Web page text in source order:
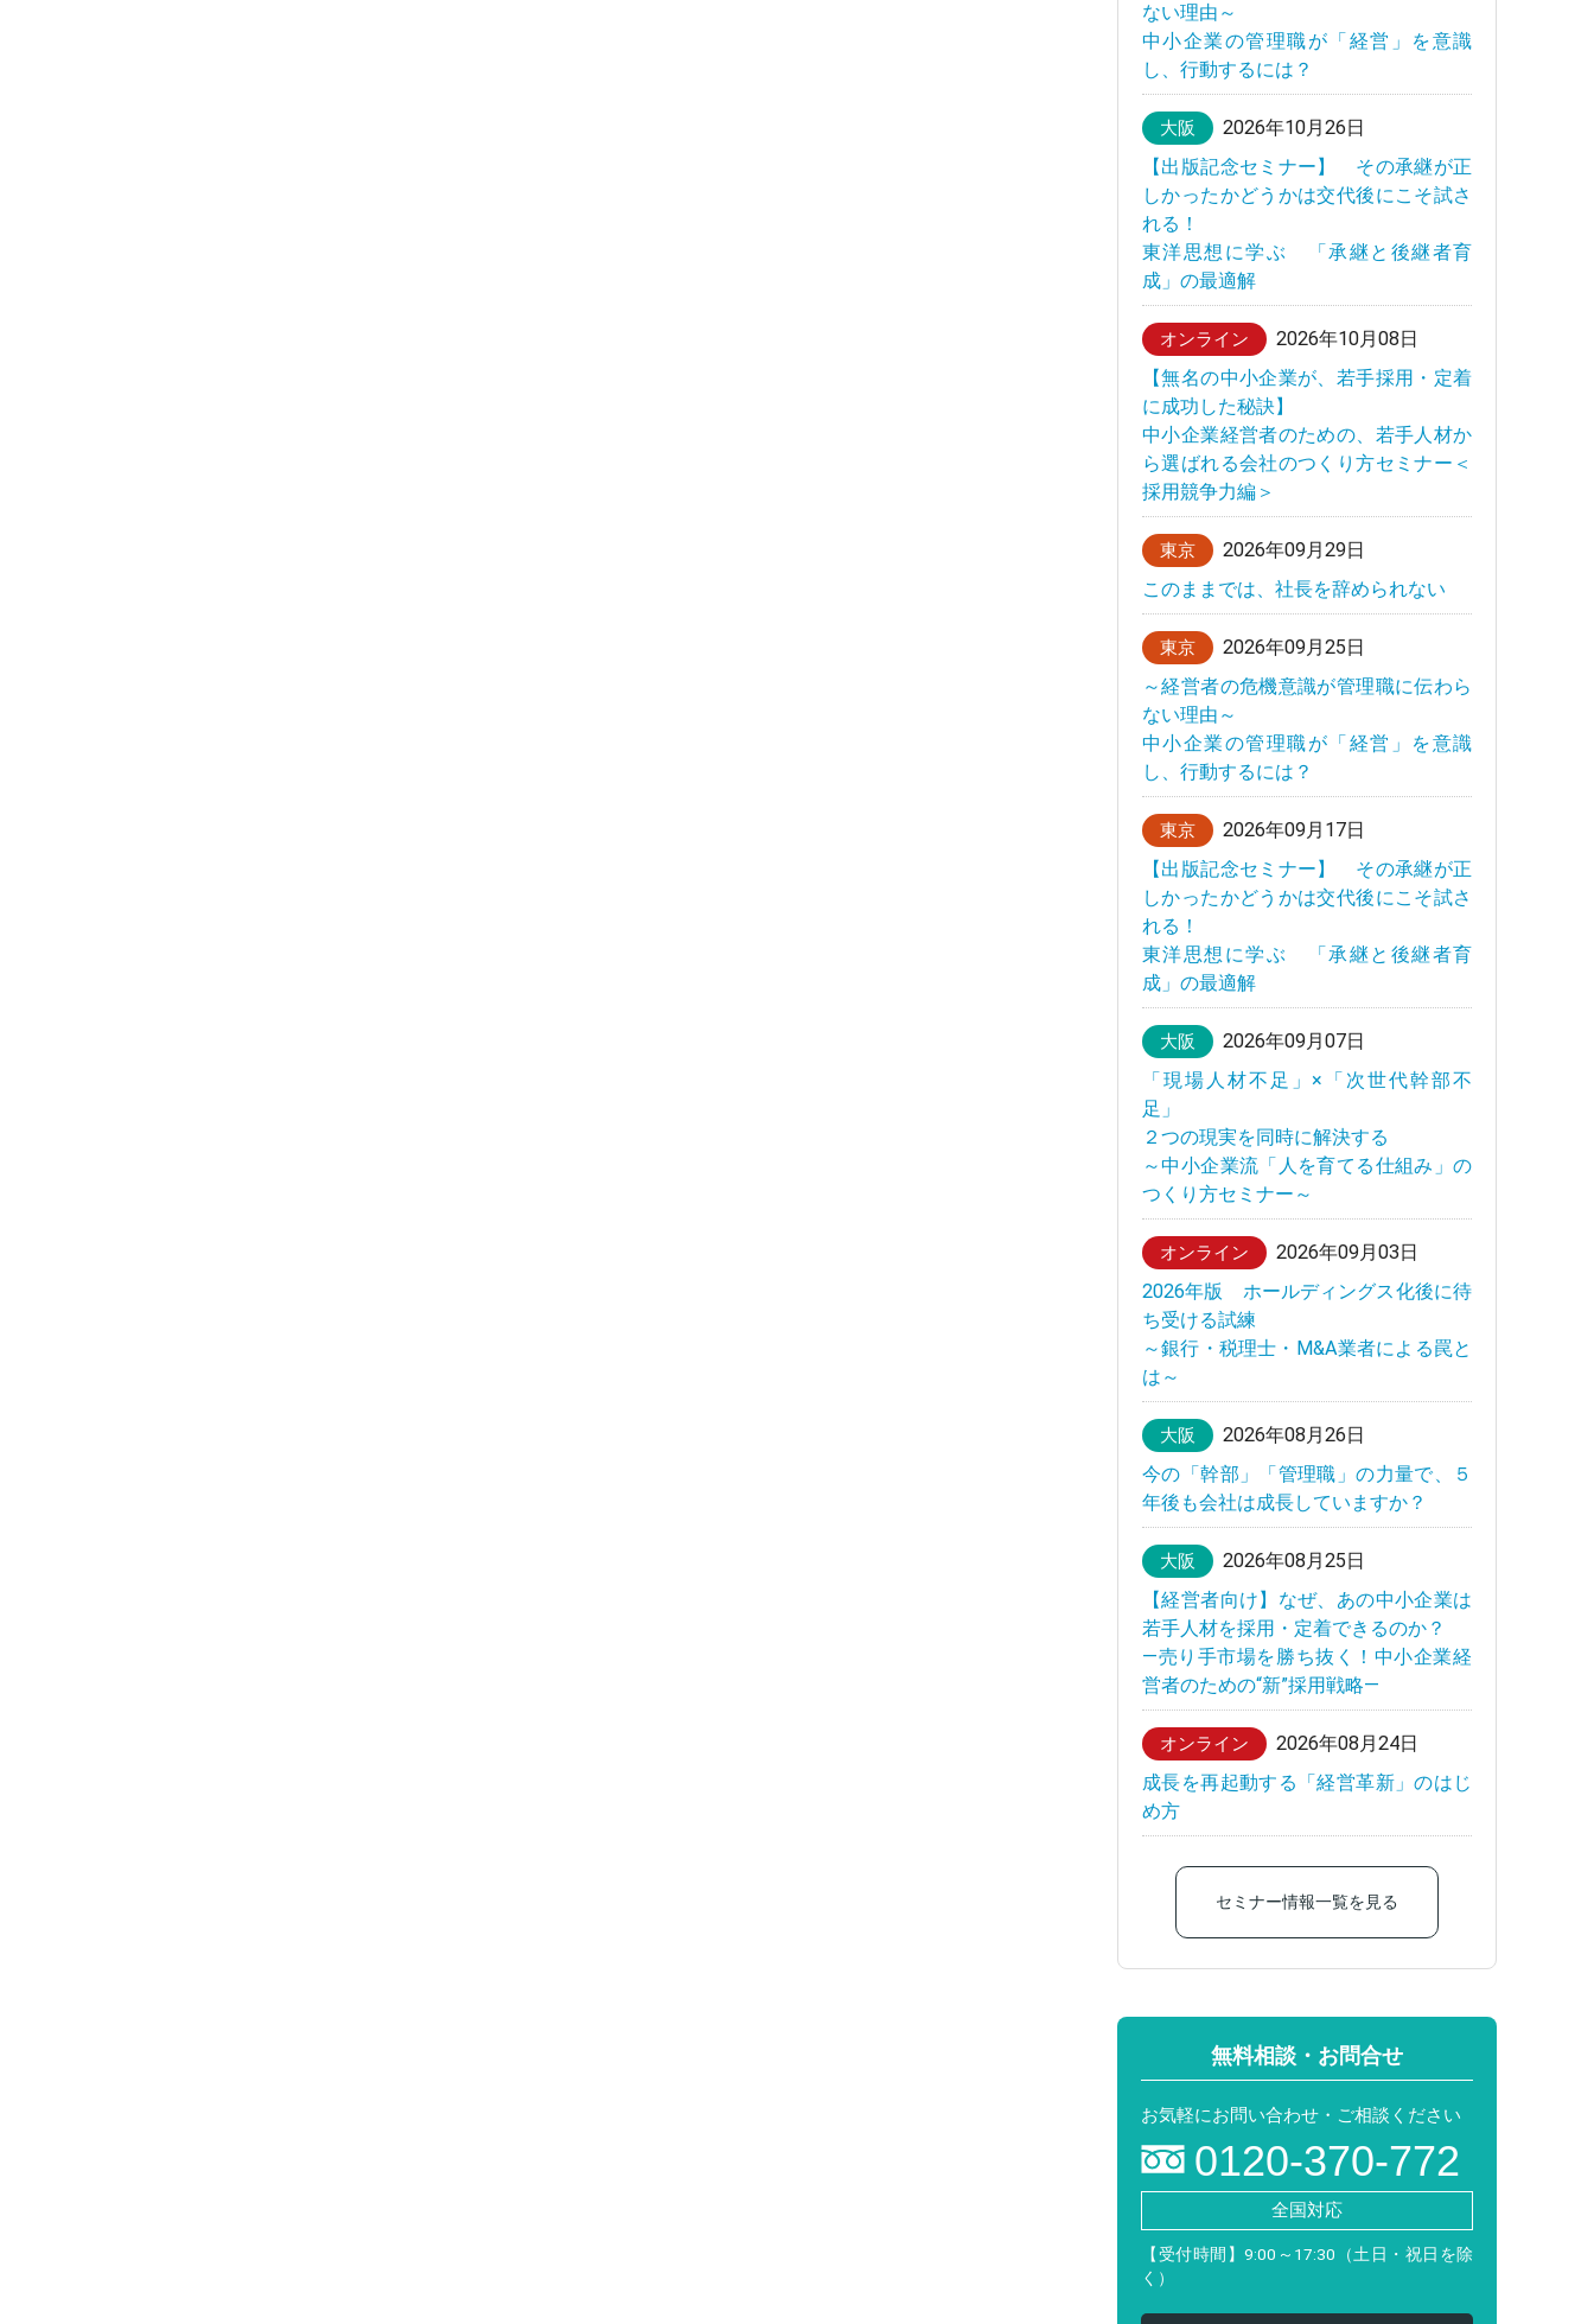
ない理由～
中小企業の管理職が「経営」を意識
し、行動するには？
大阪
2026年10月26日
【出版記念セミナー】 その承継が正
しかったかどうかは交代後にこそ試さ
れる！
東洋思想に学ぶ 「承継と後継者育
成」の最適解
オンライン
2026年10月08日
【無名の中小企業が、若手採用・定着
に成功した秘訣】
中小企業経営者のための、若手人材か
ら選ばれる会社のつくり方セミナー＜
採用競争力編＞
東京
2026年09月29日
このままでは、社長を辞められない
東京
2026年09月25日
～経営者の危機意識が管理職に伝わら
ない理由～
中小企業の管理職が「経営」を意識
し、行動するには？
東京
2026年09月17日
【出版記念セミナー】 その承継が正
しかったかどうかは交代後にこそ試さ
れる！
東洋思想に学ぶ 「承継と後継者育
成」の最適解
大阪
2026年09月07日
「現場人材不足」×「次世代幹部不
足」
２つの現実を同時に解決する
～中小企業流「人を育てる仕組み」の
つくり方セミナー～
オンライン
2026年09月03日
2026年版 ホールディングス化後に待
ち受ける試練
～銀行・税理士・M&A業者による罠と
は～
大阪
2026年08月26日
今の「幹部」「管理職」の力量で、５
年後も会社は成長していますか？
大阪
2026年08月25日
【経営者向け】なぜ、あの中小企業は
若手人材を採用・定着できるのか？
—売り手市場を勝ち抜く！中小企業経
営者のための“新”採用戦略—
オンライン
2026年08月24日
成長を再起動する「経営革新」のはじ
め方
セミナー情報一覧を見る
無料相談・お問合せ
お気軽にお問い合わせ・ご相談ください
0120-370-772
全国対応
【受付時間】9:00～17:30（土日・祝日を除
く）